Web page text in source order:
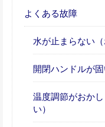
よくある故障
水が止まらない（
開閉ハンドルが固
温度調節がおか
い）